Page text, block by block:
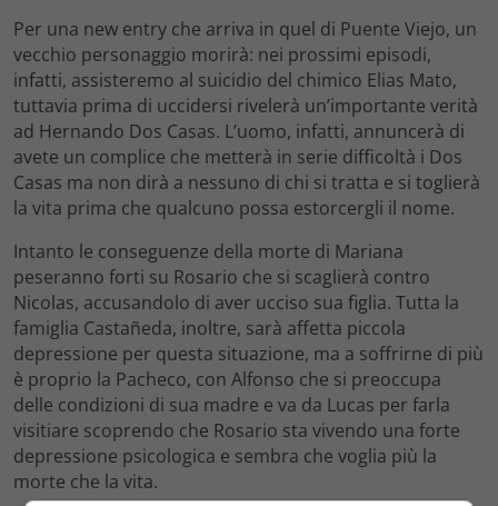
Per una new entry che arriva in quel di Puente Viejo, un
vecchio personaggio morirà: nei prossimi episodi,
infatti, assisteremo al suicidio del chimico Elias Mato,
tuttavia prima di uccidersi rivelerà un’importante verità
ad Hernando Dos Casas. L’uomo, infatti, annuncerà di
avete un complice che metterà in serie difficoltà i Dos
Casas ma non dirà a nessuno di chi si tratta e si toglierà
la vita prima che qualcuno possa estorcergli il nome.
Intanto le conseguenze della morte di Mariana
peseranno forti su Rosario che si scaglierà contro
Nicolas, accusandolo di aver ucciso sua figlia. Tutta la
famiglia Castañeda, inoltre, sarà affetta piccola
depressione per questa situazione, ma a soffrirne di più
è proprio la Pacheco, con Alfonso che si preoccupa
delle condizioni di sua madre e va da Lucas per farla
visitiare scoprendo che Rosario sta vivendo una forte
depressione psicologica e sembra che voglia più la
morte che la vita.